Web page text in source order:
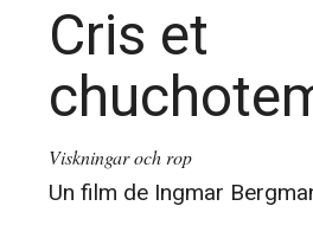
Cris et
Viskningar och rop
Un film de Ingmar